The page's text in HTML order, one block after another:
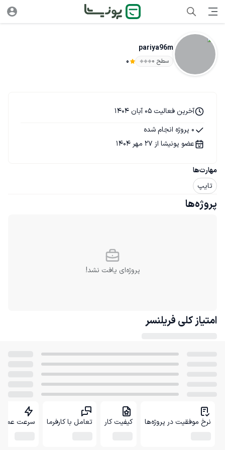
pariya96m
سطح ۰ 0
مهارت‌ها
تایپ
آخرین فعالیت 05 آبان 1404
0 پروژه انجام شده
عضو پونیشا از 27 مهر 1404
پروژه‌ها
پروژه‌ای یافت نشد!
امتیاز کلی فریلنسر
نرخ موفقیت در پروژه‌ها کیفیت کار تعامل با کارفرما سرعت عمل